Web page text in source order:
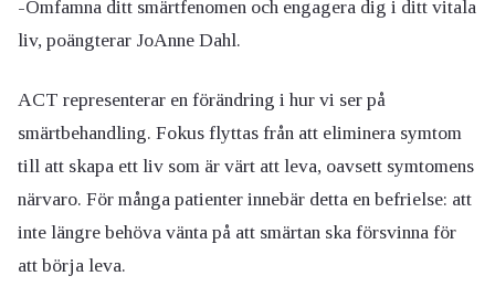
-Omfamna ditt smärtfenomen och engagera dig i ditt vitala
liv, poängterar JoAnne Dahl.
ACT representerar en förändring i hur vi ser på
smärtbehandling. Fokus flyttas från att eliminera symtom
till att skapa ett liv som är värt att leva, oavsett symtomens
närvaro. För många patienter innebär detta en befrielse: att
inte längre behöva vänta på att smärtan ska försvinna för
att börja leva.